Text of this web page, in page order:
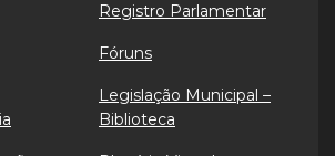
Registro Parlamentar
Fóruns
Legislação Municipal –
Biblioteca